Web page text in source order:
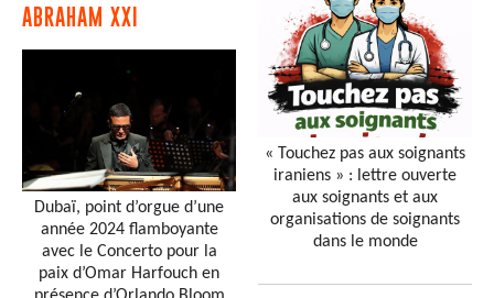
ABRAHAM XXI
Dubaï, point d’orgue d’une
année 2024 flamboyante
avec le Concerto pour la
paix d’Omar Harfouch en
« Touchez pas aux soignants
iraniens » : lettre ouverte
aux soignants et aux
organisations de soignants
dans le monde